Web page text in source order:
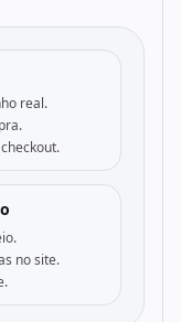
real.
no site.